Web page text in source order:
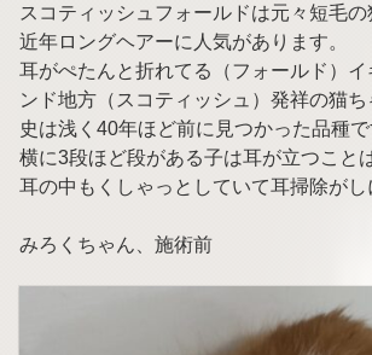
スコティッシュフォールドは元々短毛の
近年ロングヘアーに人気があります。
耳がぺたんと折れてる（フォールド）
ンド地方（スコティッシュ）発祥の猫
史は浅く40年ほど前に見つかった品種で
横に3段ほど段がある子は耳が立つこと
耳の中もくしゃっとしていて耳掃除がし
みろくちゃん、施術前